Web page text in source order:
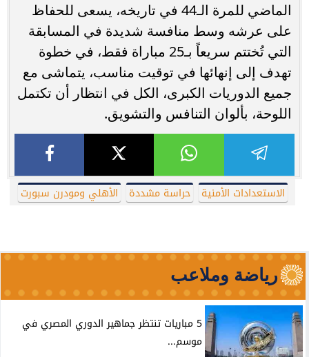
الماضي للمرة الـ44 في تاريخه، يسعى للحفاظ
على عرشه وسط منافسة شديدة في المسابقة
التي تُختتم سريعاً بـ25 مباراة فقط، في خطوة
تهدف إلى إنهائها في توقيت مناسب، يتماشى مع
جميع الدوريات الكبرى، الكل في انتظار أن تكتمل
اللوحة، بألوان التنافس والتشويق.
الاستعدادات الأمنية حراسة مشددة الأهلي ومودرن سبورت
رياضة وملاعب
5 مباريات تنتظر جماهير الدوري المصري في
موسم...